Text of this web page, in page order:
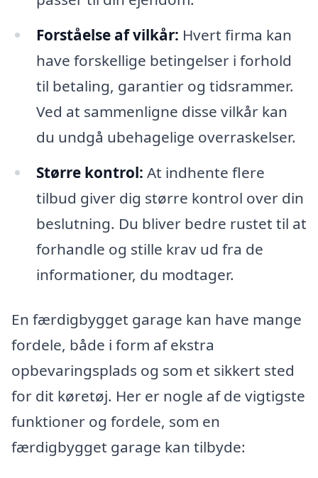
Forståelse af vilkår: Hvert firma kan
have forskellige betingelser i forhold
til betaling, garantier og tidsrammer.
Ved at sammenligne disse vilkår kan
du undgå ubehagelige overraskelser.
Større kontrol: At indhente flere
tilbud giver dig større kontrol over din
beslutning. Du bliver bedre rustet til at
forhandle og stille krav ud fra de
informationer, du modtager.
En færdigbygget garage kan have mange
fordele, både i form af ekstra
opbevaringsplads og som et sikkert sted
for dit køretøj. Her er nogle af de vigtigste
funktioner og fordele, som en
færdigbygget garage kan tilbyde: